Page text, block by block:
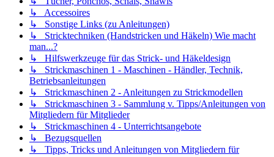
↳ Accessoires
↳ Sonstige Links (zu Anleitungen)
↳ Stricktechniken (Handstricken und Häkeln) Wie macht
man...?
↳ Hilfswerkzeuge für das Strick- und Häkeldesign
↳ Strickmaschinen 1 - Maschinen - Händler, Technik,
Betriebsanleitungen
↳ Strickmaschinen 2 - Anleitungen zu Strickmodellen
↳ Strickmaschinen 3 - Sammlung v. Tipps/Anleitungen von
Mitgliedern für Mitglieder
↳ Strickmaschinen 4 - Unterrichtsangebote
↳ Bezugsquellen
↳ Tipps, Tricks und Anleitungen von Mitgliedern für